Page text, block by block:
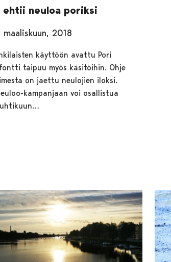
ehtii neuloa poriksi
maaliskuun, 2018
käyttöön avattu Pori
taipuu myös käsitöihin. Ohje
on jaettu neulojien iloksi.
kampanjaan voi osallistua